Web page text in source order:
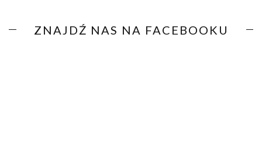
ZNAJDŹ NAS NA FACEBOOKU